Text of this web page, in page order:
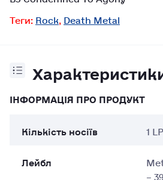
Теги:Rock Death Metal
ІНФОРМАЦІЯ ПРО ПРОДУКТ
Кількість носіїв
1 LP
Лейбл
–